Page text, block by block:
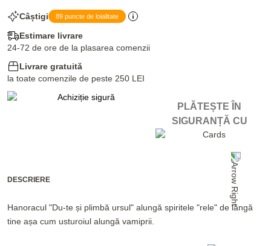
Câștigi 89 puncte de loialitate
Estimare livrare
24-72 de ore de la plasarea comenzii
Livrare gratuită
la toate comenzile de peste 250 LEI
PLĂTEȘTE ÎN
SIGURANȚĂ CU
DESCRIERE
Hanoracul "Du-te și plimbă ursul" alungă spiritele "rele" de lângă
tine așa cum usturoiul alungă vamiprii.